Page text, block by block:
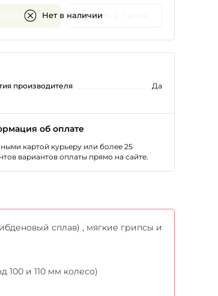
Нет в наличии
корзину Купить в 1 клик
производителя
Да
об оплате
картой курьеру или более 25
вариантов оплаты прямо на сайте.
сплав) , мягкие грипсы и
100 и 110 мм колесо)